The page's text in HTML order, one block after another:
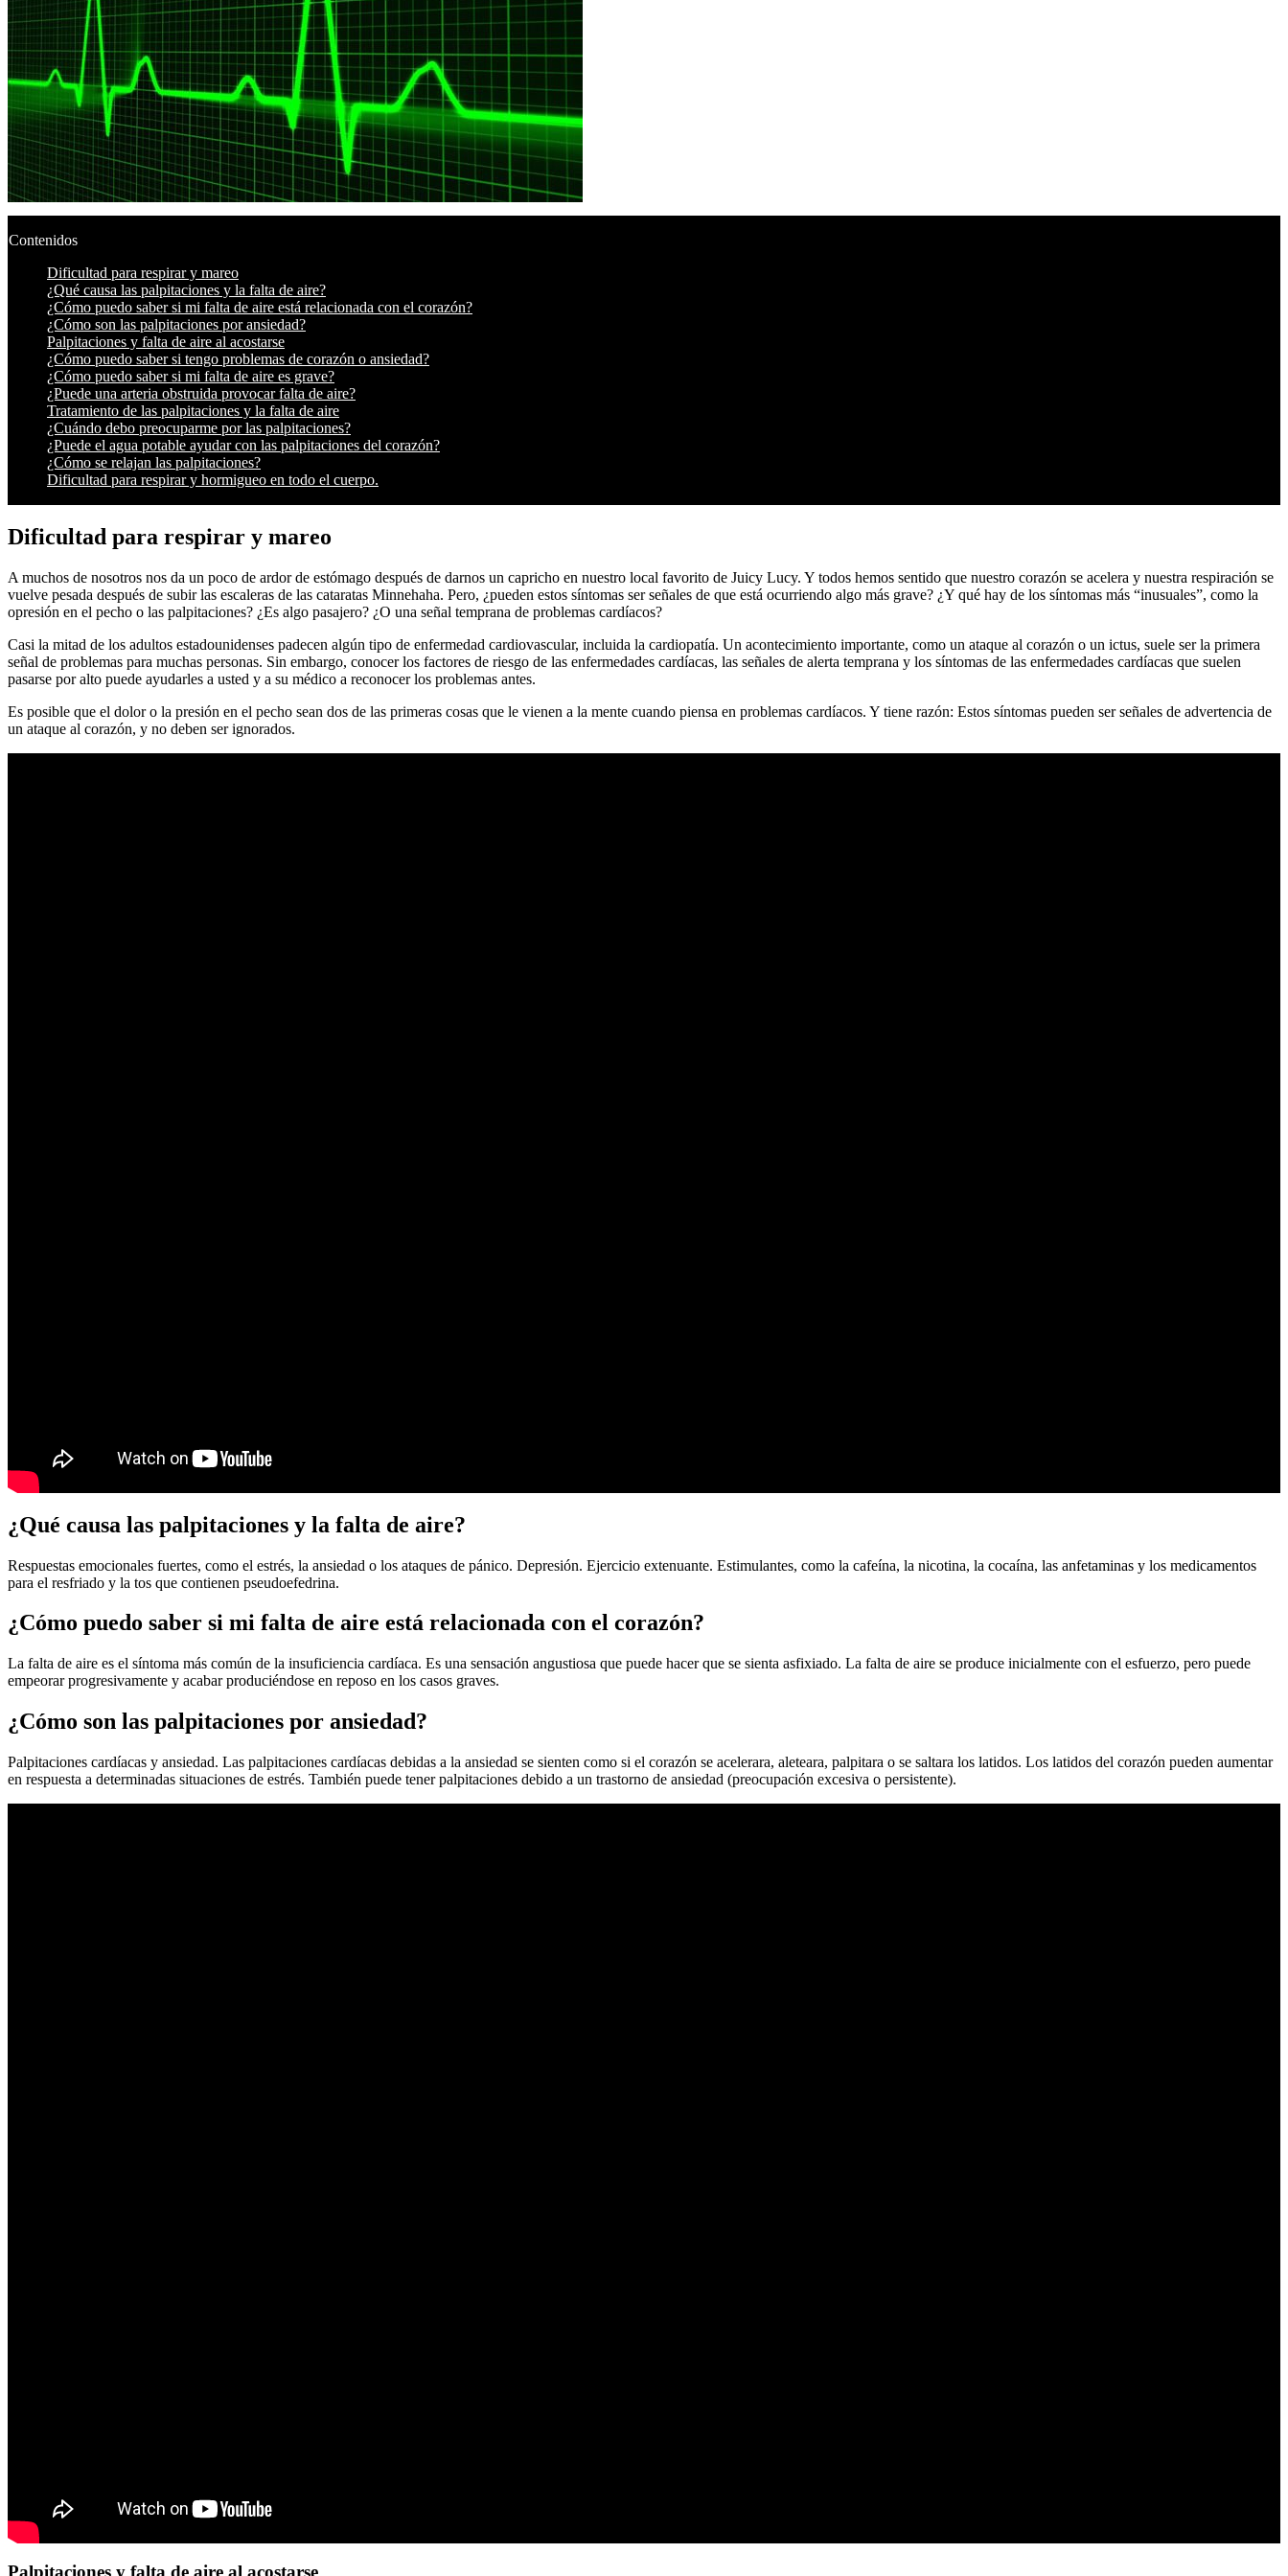
Contenidos
Dificultad para respirar y mareo
¿Qué causa las palpitaciones y la falta de aire?
¿Cómo puedo saber si mi falta de aire está relacionada con el corazón?
¿Cómo son las palpitaciones por ansiedad?
Palpitaciones y falta de aire al acostarse
¿Cómo puedo saber si tengo problemas de corazón o ansiedad?
¿Cómo puedo saber si mi falta de aire es grave?
¿Puede una arteria obstruida provocar falta de aire?
Tratamiento de las palpitaciones y la falta de aire
¿Cuándo debo preocuparme por las palpitaciones?
¿Puede el agua potable ayudar con las palpitaciones del corazón?
¿Cómo se relajan las palpitaciones?
Dificultad para respirar y hormigueo en todo el cuerpo.
Dificultad para respirar y mareo
A muchos de nosotros nos da un poco de ardor de estómago después de darnos un capricho en nuestro local favorito de Juicy Lucy. Y todos hemos sentido que nuestro corazón se acelera y nuestra respiración se
vuelve pesada después de subir las escaleras de las cataratas Minnehaha. Pero, ¿pueden estos síntomas ser señales de que está ocurriendo algo más grave? ¿Y qué hay de los síntomas más “inusuales”, como la
opresión en el pecho o las palpitaciones? ¿Es algo pasajero? ¿O una señal temprana de problemas cardíacos?
Casi la mitad de los adultos estadounidenses padecen algún tipo de enfermedad cardiovascular, incluida la cardiopatía. Un acontecimiento importante, como un ataque al corazón o un ictus, suele ser la primera
señal de problemas para muchas personas. Sin embargo, conocer los factores de riesgo de las enfermedades cardíacas, las señales de alerta temprana y los síntomas de las enfermedades cardíacas que suelen
pasarse por alto puede ayudarles a usted y a su médico a reconocer los problemas antes.
Es posible que el dolor o la presión en el pecho sean dos de las primeras cosas que le vienen a la mente cuando piensa en problemas cardíacos. Y tiene razón: Estos síntomas pueden ser señales de advertencia de
un ataque al corazón, y no deben ser ignorados.
¿Qué causa las palpitaciones y la falta de aire?
Respuestas emocionales fuertes, como el estrés, la ansiedad o los ataques de pánico. Depresión. Ejercicio extenuante. Estimulantes, como la cafeína, la nicotina, la cocaína, las anfetaminas y los medicamentos
para el resfriado y la tos que contienen pseudoefedrina.
¿Cómo puedo saber si mi falta de aire está relacionada con el corazón?
La falta de aire es el síntoma más común de la insuficiencia cardíaca. Es una sensación angustiosa que puede hacer que se sienta asfixiado. La falta de aire se produce inicialmente con el esfuerzo, pero puede
empeorar progresivamente y acabar produciéndose en reposo en los casos graves.
¿Cómo son las palpitaciones por ansiedad?
Palpitaciones cardíacas y ansiedad. Las palpitaciones cardíacas debidas a la ansiedad se sienten como si el corazón se acelerara, aleteara, palpitara o se saltara los latidos. Los latidos del corazón pueden aumentar
en respuesta a determinadas situaciones de estrés. También puede tener palpitaciones debido a un trastorno de ansiedad (preocupación excesiva o persistente).
Palpitaciones y falta de aire al acostarse